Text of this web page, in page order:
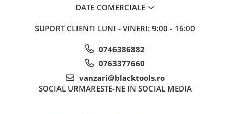
DATE COMERCIALE
SUPORT CLIENTI LUNI - VINERI: 9:00 - 16:00
0746386882
0763377660
vanzari@blacktools.ro
SOCIAL URMARESTE-NE IN SOCIAL MEDIA